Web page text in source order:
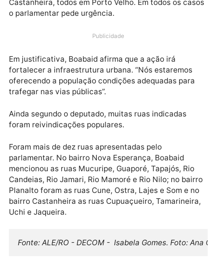
O deputado Jesuíno Boabaid (PMN) indicou ao Poder
ruas nos bairros Nova Esperança, Planalto e
o parlamentar pede urgência.
Publicidade
Em justificativa, Boabaid afirma que a ação irá
fortalecer a infraestrutura urbana. “Nós estaremos
trafegar nas vias públicas”.
Ainda segundo o deputado, muitas ruas indicadas
foram reivindicações populares.
Foram mais de dez ruas apresentadas pelo
parlamentar. No bairro Nova Esperança, Boabaid
Candeias, Rio Jamari, Rio Mamoré e Rio Nilo; no